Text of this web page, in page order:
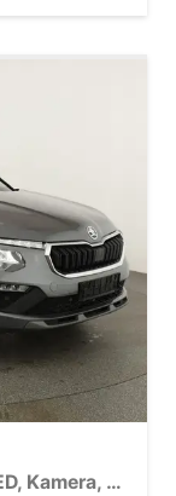
Selection 1.0 TSI DSG Selection, LED, Kamera, ACC, Side, Winter